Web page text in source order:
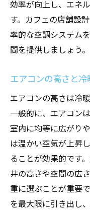
効率が向上し、エネ
す。カフェの店舗設
率的な空調システム
間を提供しましょう。
エアコンの高さと
エアコンの高さは冷
一般的に、エアコン
室内に均等に広がり
は温かい空気が上昇
ることが効果的です
井の高さや空間の広
重に選ぶことが重要
を最大限に引き出し